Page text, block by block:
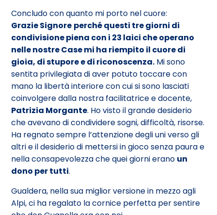
Concludo con quanto mi porto nel cuore:
Grazie Signore perché questi tre giorni di
condivisione piena con i 23 laici che operano
nelle nostre Case mi ha riempito il cuore di
gioia, di stupore e di riconoscenza. Mi sono
sentita privilegiata di aver potuto toccare con
mano la libertà interiore con cui si sono lasciati
coinvolgere dalla nostra facilitatrice e docente,
Patrizia Morgante. Ho visto il grande desiderio
che avevano di condividere sogni, difficoltà, risorse.
Ha regnato sempre l’attenzione degli uni verso gli
altri e il desiderio di mettersi in gioco senza paura e
nella consapevolezza che quei giorni erano un
dono per tutti.
Gualdera, nella sua miglior versione in mezzo agli
Alpi, ci ha regalato la cornice perfetta per sentire